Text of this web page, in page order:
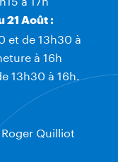
21 Août :
et de 13h30 à
à 16h
13h30 à 16h.
Quilliot